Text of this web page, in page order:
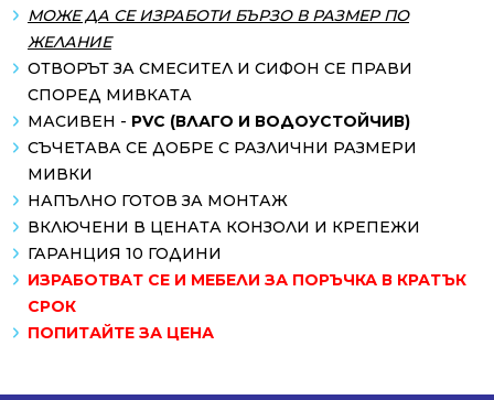
МОЖЕ ДА СЕ ИЗРАБОТИ БЪРЗО В РАЗМЕР ПО
ЖЕЛАНИЕ
ОТВОРЪТ ЗА СМЕСИТЕЛ И СИФОН СЕ ПРАВИ
СПОРЕД МИВКАТА
МАСИВЕН - PVC (ВЛАГО И ВОДОУСТОЙЧИВ)
СЪЧЕТАВА СЕ ДОБРЕ С РАЗЛИЧНИ РАЗМЕРИ
МИВКИ
НАПЪЛНО ГОТОВ ЗА МОНТАЖ
ВКЛЮЧЕНИ В ЦЕНАТА КОНЗОЛИ И КРЕПЕЖИ
ГАРАНЦИЯ 10 ГОДИНИ
ИЗРАБОТВАТ СЕ И МЕБЕЛИ ЗА ПОРЪЧКА В КРАТЪК
СРОК
ПОПИТАЙТЕ ЗА ЦЕНА